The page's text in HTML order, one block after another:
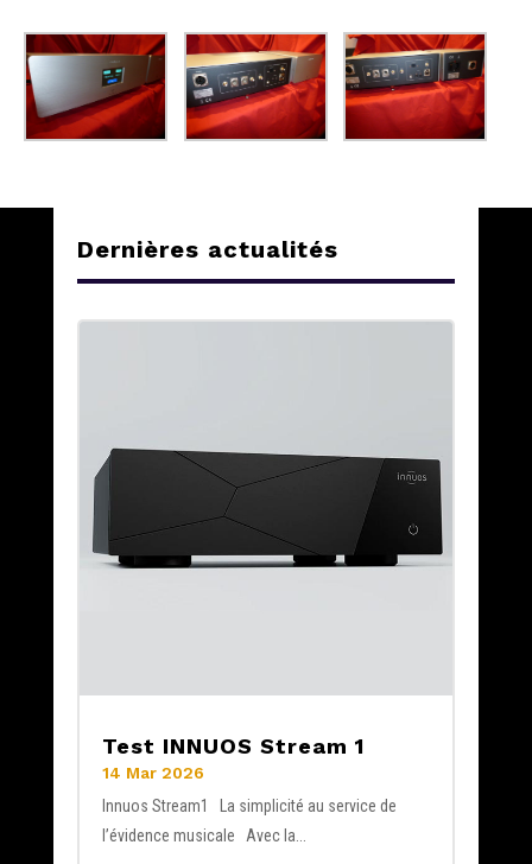
Dernières actualités
Test INNUOS Stream 1
14 Mar 2026
Innuos Stream1 La simplicité au service de
l’évidence musicale Avec la...